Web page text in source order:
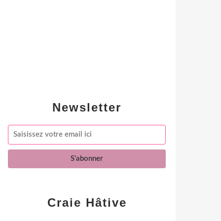
Newsletter
Craie Hâtive